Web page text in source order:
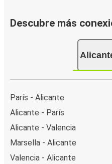
Descubre más
París - Alicante
Alicante - París
Alicante - Valencia
Marsella - Alicante
Valencia - Alicante